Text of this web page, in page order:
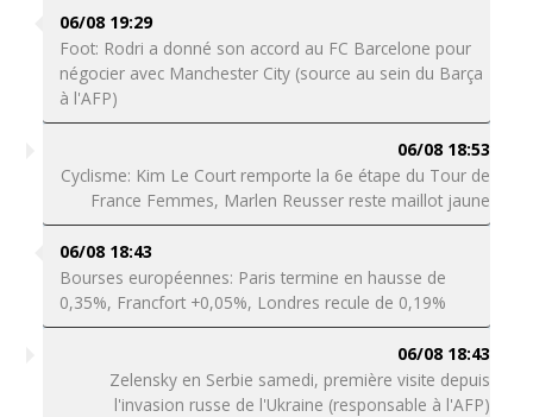
06/08 19:29
Foot: Rodri a donné son accord au FC Barcelone pour
négocier avec Manchester City (source au sein du Barça
à l'AFP)
06/08 18:53
Cyclisme: Kim Le Court remporte la 6e étape du Tour de
France Femmes, Marlen Reusser reste maillot jaune
06/08 18:43
Bourses européennes: Paris termine en hausse de
0,35%, Francfort +0,05%, Londres recule de 0,19%
06/08 18:43
Zelensky en Serbie samedi, première visite depuis
l'invasion russe de l'Ukraine (responsable à l'AFP)